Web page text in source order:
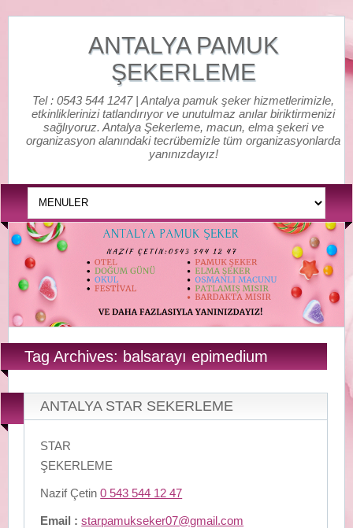
ANTALYA PAMUK
ŞEKERLEME
Tel : 0543 544 1247 | Antalya pamuk şeker hizmetlerimizle,
etkinliklerinizi tatlandırıyor ve unutulmaz anılar biriktirmenizi
sağlıyoruz. Antalya Şekerleme, macun, elma şekeri ve
organizasyon alanındaki tecrübemizle tüm organizasyonlarda
yanınızdayız!
Tag Archives: balsarayı epimedium
ANTALYA STAR SEKERLEME
STAR
ŞEKERLEME
Nazif Çetin0 543 544 12 47
Email : starpamukseker07@gmail.com